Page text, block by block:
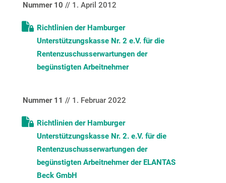
Nummer 10 // 1. April 2012
Richtlinien der Hamburger
Unterstützungskasse Nr. 2 e.V. für die
Rentenzuschusserwartungen der
begünstigten Arbeitnehmer
Nummer 11 // 1. Februar 2022
Richtlinien der Hamburger
Unterstützungskasse Nr. 2. e.V. für die
Rentenzuschusserwartungen der
begünstigten Arbeitnehmer der ELANTAS
Beck GmbH